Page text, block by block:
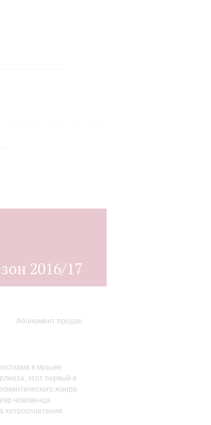
2016/17
Абонемент продан
в музыке
этот первый в
жанра
нововенца
хитросплетения